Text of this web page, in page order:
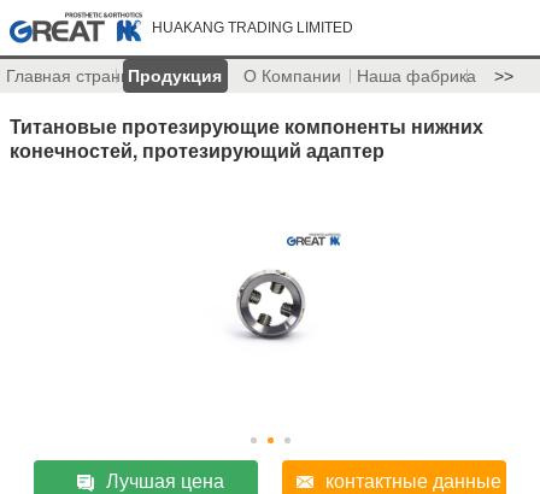
HUAKANG TRADING LIMITED
Главная страницаПродукция О Компании Наша фабрика >>
Титановые протезирующие компоненты нижних
конечностей, протезирующий адаптер
Лучшая цена контактные данные